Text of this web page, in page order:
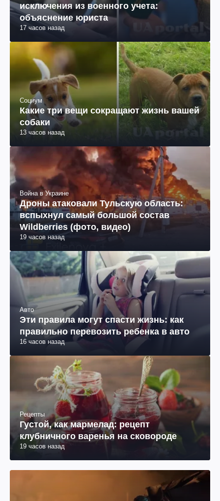
исключения из военного учета:
объяснение юриста
17 часов назад
Социум
Какие три вещи сокращают жизнь вашей
собаки
13 часов назад
Война в Украине
Дроны атаковали Тульскую область:
вспыхнул самый большой состав
Wildberries (фото, видео)
19 часов назад
Авто
Эти правила могут спасти жизнь: как
правильно перевозить ребенка в авто
16 часов назад
Рецепты
Густой, как мармелад: рецепт
клубничного варенья на сковороде
19 часов назад